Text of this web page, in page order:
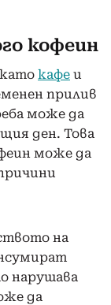
кофеин
кафе и
прилив
може да
ден. Това
може да
на
нарушава
да